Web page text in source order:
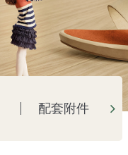
配套附件